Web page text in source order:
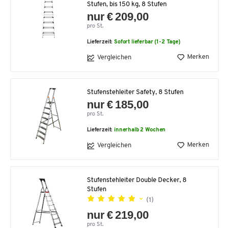
Stufen, bis 150 kg, 8 Stufen
nur € 209,00
pro St.
Lieferzeit:Sofort lieferbar (1-2 Tage)
Vergleichen Merken
Stufenstehleiter Safety, 8 Stufen
nur € 185,00
pro St.
Lieferzeit:innerhalb 2 Wochen
Vergleichen Merken
Stufenstehleiter Double Decker, 8
Stufen
(1)
nur € 219,00
pro St.